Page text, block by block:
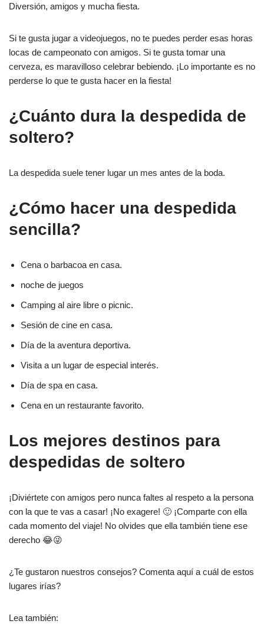
Diversión, amigos y mucha fiesta.
Si te gusta jugar a videojuegos, no te puedes perder esas horas
locas de campeonato con amigos. Si te gusta tomar una
cerveza, es maravilloso celebrar bebiendo. ¡Lo importante es no
perderse lo que te gusta hacer en la fiesta!
¿Cuánto dura la despedida de
soltero?
La despedida suele tener lugar un mes antes de la boda.
¿Cómo hacer una despedida
sencilla?
Cena o barbacoa en casa.
noche de juegos
Camping al aire libre o picnic.
Sesión de cine en casa.
Día de la aventura deportiva.
Visita a un lugar de especial interés.
Día de spa en casa.
Cena en un restaurante favorito.
Los mejores destinos para
despedidas de soltero
¡Diviértete con amigos pero nunca faltes al respeto a la persona
con la que te vas a casar! ¡No exagere! 🙂 ¡Comparte con ella
cada momento del viaje! No olvides que ella también tiene ese
derecho 😂😜
¿Te gustaron nuestros consejos? Comenta aquí a cuál de estos
lugares irías?
Lea también: